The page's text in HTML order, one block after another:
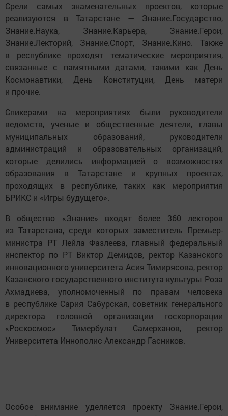
Срели самых знаменательных проектов, которые
реализуются в Татарстане — Знание.Государство,
Знание.Наука, Знание.Карьера, Знание.Герои,
Знание.Лекторий, Знание.Спорт, Знание.Кино. Также
в республике проходят тематические мероприятия,
связанные с памятными датами, такими как День
Космонавтики, День Конституции, День матери
и прочие.
Спикерами на мероприятиях были руководители
ведомств, ученые и общественные деятели, главы
муниципальных образований, руководители
администраций и образовательных организаций,
которые делились информацией о возможностях
образования в Татарстане и крупных проектах,
проходящих в республике, таких как мероприятия
БРИКС и «Игры будущего».
В общество «Знание» входят более 360 лекторов
из Татарстана, среди которых заместитель Премьер-
министра РТ Лейла Фазлеева, главный федеральный
инспектор по РТ Виктор Демидов, ректор Казанского
инновационного университета Асия Тимирясова, ректор
Казанского государственного института культуры Роза
Ахмадиева, уполномоченный по правам человека
в республике Сария Сабурская, советник генерального
директора головной организации госкорпорации
«Роскосмос» Тимербулат Самерханов, ректор
Университета Иннополис Александр Гасников.
Особое внимание уделяется проекту Знание.Герои,